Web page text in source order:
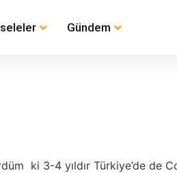
Gündem
ki 3-4 yıldır Türkiye’de de